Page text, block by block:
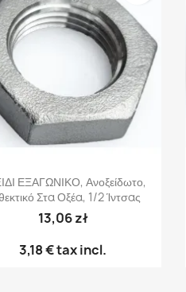
Γρήγορη προβολή
ΕΞΑΓΩΝΙΚΟ, Ανοξείδωτο,
Στα Οξέα, 1/2 Ίντσας
13,06 zł
3,18 €tax incl.